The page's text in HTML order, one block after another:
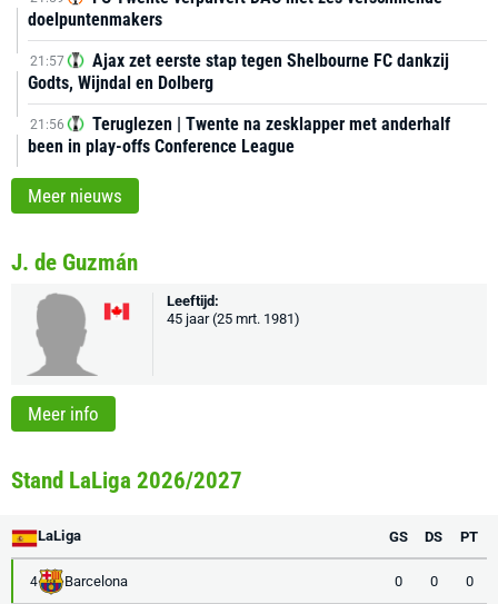
doelpuntenmakers
21:57
Ajax zet eerste stap tegen Shelbourne FC dankzij
Godts, Wijndal en Dolberg
21:56
Teruglezen | Twente na zesklapper met anderhalf
been in play-offs Conference League
Meer nieuws
J. de Guzmán
Leeftijd:
45 jaar (25 mrt. 1981)
Meer info
Stand LaLiga 2026/2027
LaLiga GS DS PT
4 Barcelona 0 0 0